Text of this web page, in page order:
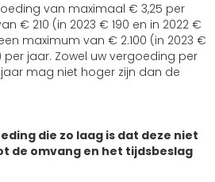
van maximaal € 3,25 per
€ 210 (in 2023 € 190 en in 2022 €
maximum van € 2.100 (in 2023 €
per jaar. Zowel uw vergoeding per
mag niet hoger zijn dan de
die zo laag is dat deze niet
de omvang en het tijdsbeslag